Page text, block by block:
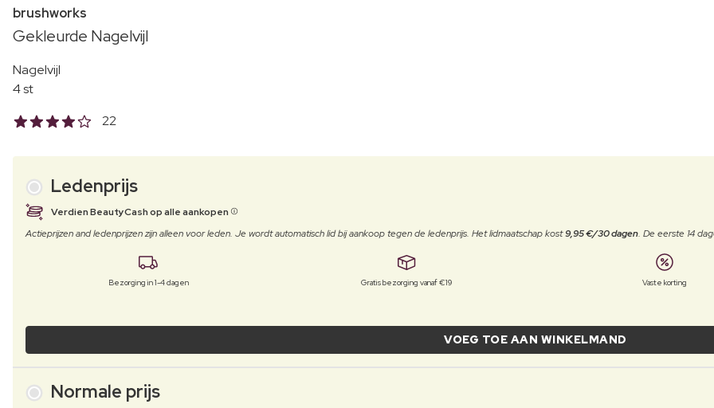
brushworks
Gekleurde Nagelvijl
Nagelvijl
4 st
22
Ledenprijs
Verdien BeautyCash op alle aankopen
Actieprijzen and ledenprijzen zijn alleen voor leden. Je wordt automatisch lid bij aankoop tegen de ledenprijs. Het lidmaatschap kost9,95 €/30 dagen. De eerste 14
Bezorging in 1-4 dagen Gratis bezorging vanaf €19 Vaste korting
VOEG TOE AAN WINKELMAND
Normale prijs